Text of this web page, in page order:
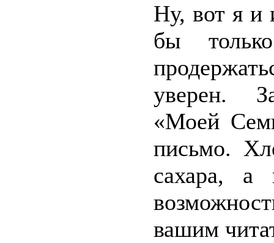
Ну, вот я и
бы
уверен.
«Моей
письмо.
сахара, а
вашим